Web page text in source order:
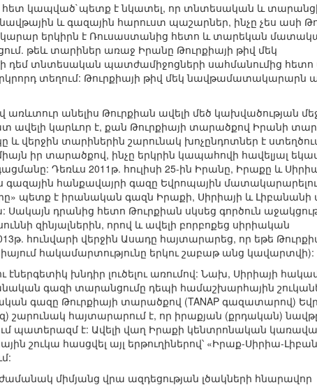
կապված`պետք է նկատել, որ տնտեսական և
և գազային հարուստ պաշարներ, ինչը չես ասի
երկիրն է Ռուսաստանից հետո և տարեկան
թեև տարիներ առաջ Իրանը Թուրքիայի թիվ մեկ
դեմ տնտեսական պատժամիջոցների սահմանումից հետո
տեղում: Թուրքիայի թիվ մեկ նավթամատակարարն
անելիս Թուրքիան ավելի մեծ կախվածության
կարևոր է, քան Թուրքիայի տարածքով Իրանի
և վերջին տարիներին շարունակ խոչընդոտներ է
իր տարածքով, ինչը երկրին կապահովի հավելյալ
Դեռևս 2011թ. հուլիսի 25-ին Իրանը, Իրաքը և
հանքավայրի գազը Եվրոպային
պետք է իրանական գազն Իրաքի, Սիրիայի և
դրանից հետո Թուրքիան սկսեց գործուն
զինյալներին, որով և ավելի բորբոքեց սիրիական
հունվարի վերջին Ասադը հայտարարեց, որ եթե
հակամարտությունը երկու շաբաթ անց կավարտվի):
խնդիր լուծելու առումով: Նախ, Սիրիայի
գազի տարանցումը դեպի համաշխարհային
գազը Թուրքիայի տարածքով (TANAP գազատարով)
շարունակ հայտարարում է, որ իրաքյան (քրդական)
պատերազմ է: Ավելի վաղ Իրաքի կենտրոնական
շուկա հասցվել այլ երթուղիներով՝ «Իրաք-Սիրիա-
միմյանց վրա ազդեցության լծակների հնարավոր